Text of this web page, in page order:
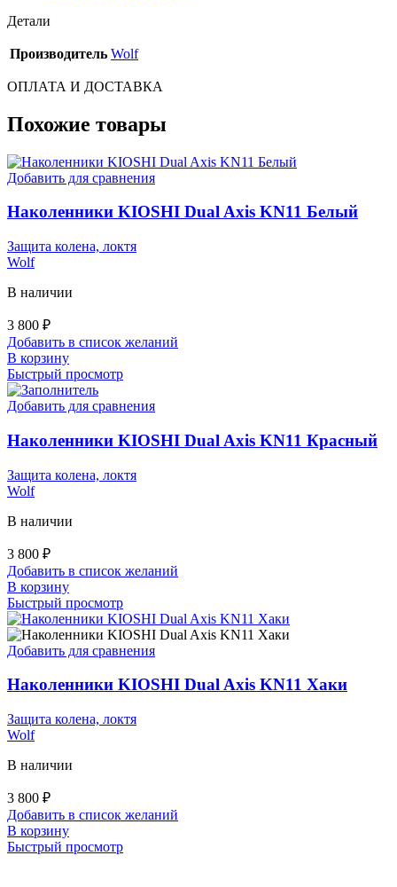
Детали
Производитель Wolf
ОПЛАТА И ДОСТАВКА
Похожие товары
Добавить для сравнения
Наколенники KIOSHI Dual Axis KN11 Белый
Защита колена, локтя
Wolf
В наличии
3 800 ₽
Добавить в список желаний
В корзину
Быстрый просмотр
Добавить для сравнения
Наколенники KIOSHI Dual Axis KN11 Красный
Защита колена, локтя
Wolf
В наличии
3 800 ₽
Добавить в список желаний
В корзину
Быстрый просмотр
Добавить для сравнения
Наколенники KIOSHI Dual Axis KN11 Хаки
Защита колена, локтя
Wolf
В наличии
3 800 ₽
Добавить в список желаний
В корзину
Быстрый просмотр